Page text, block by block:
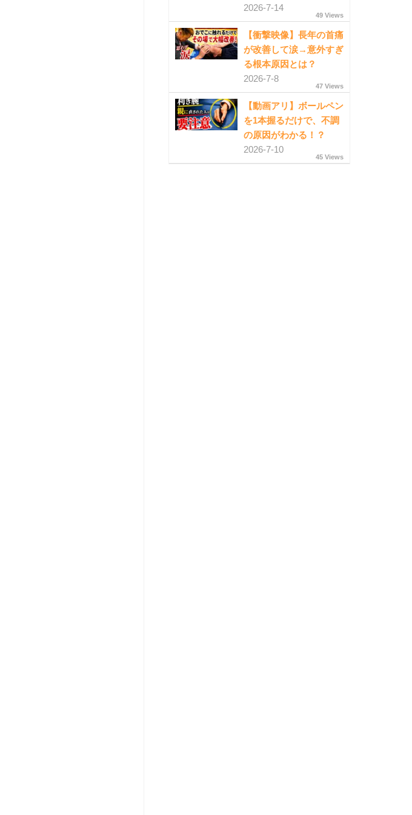
2026-7-14
49 Views
【衝撃映像】長年の首痛
が改善して涙→意外すぎ
る根本原因とは？
2026-7-8
47 Views
【動画アリ】ボールペン
を1本握るだけで、不調
の原因がわかる！？
2026-7-10
45 Views